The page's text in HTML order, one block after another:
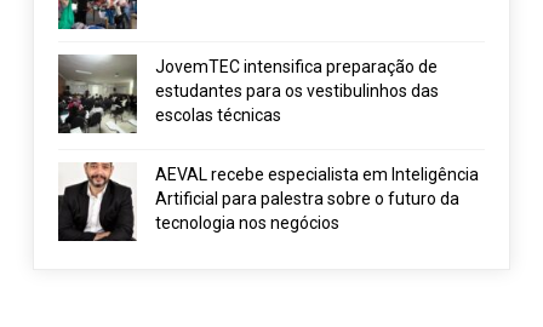
JovemTEC intensifica preparação de
estudantes para os vestibulinhos das
escolas técnicas
AEVAL recebe especialista em Inteligência
Artificial para palestra sobre o futuro da
tecnologia nos negócios